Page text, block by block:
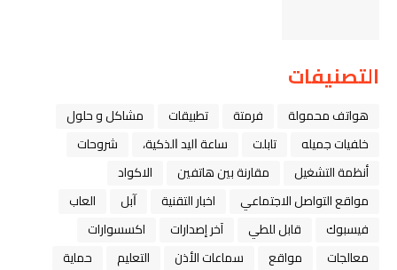
التصنيفات
هواتف محمولة فرمتة تطبيقات
مشاكل و حلول
خلفيات جميله
تابلت ﺳﺎﻋﺔ ﺍﻟﻴﺪ ﺍﻟﺬﻛﻴﺔ،
شروحات
أنظمة التشغيل
مقارنة بين هاتفين
الاكواد
مواقع التواصل الاجتماعي
اخبار التقنية ﺁﺑﻞ
العاب
فيسبوك
قابل للطي آخر إصدارات
اكسسوارات
معالجات
مواقع سماعات الأذن التعليم
حماية